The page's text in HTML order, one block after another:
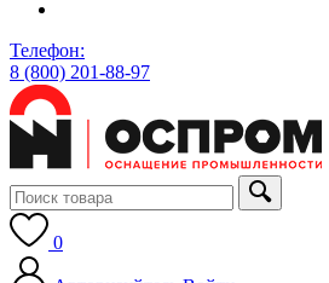
Телефон:
8 (800) 201-88-97
0